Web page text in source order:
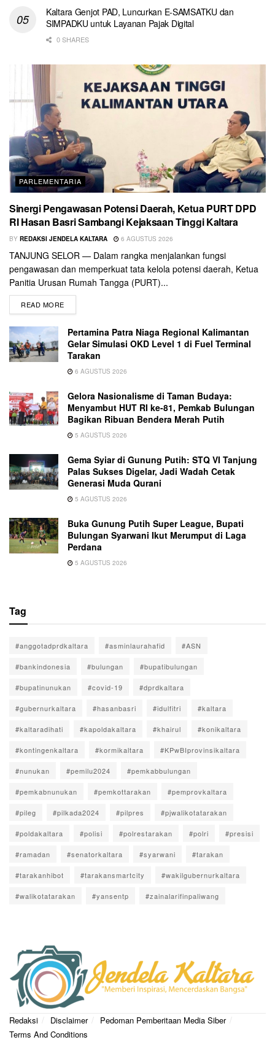
Kaltara Genjot PAD, Luncurkan E-SAMSATKU dan
SIMPADKU untuk Layanan Pajak Digital
0 SHARES
PARLEMENTARIA
Sinergi Pengawasan Potensi Daerah, Ketua PURT DPD
RI Hasan Basri Sambangi Kejaksaan Tinggi Kaltara
BY REDAKSI JENDELA KALTARA 6 AGUSTUS 2026
TANJUNG SELOR — Dalam rangka menjalankan fungsi
pengawasan dan memperkuat tata kelola potensi daerah, Ketua
Panitia Urusan Rumah Tangga (PURT)...
READ MORE
Pertamina Patra Niaga Regional Kalimantan
Gelar Simulasi OKD Level 1 di Fuel Terminal
Tarakan
6 AGUSTUS 2026
Gelora Nasionalisme di Taman Budaya:
Menyambut HUT RI ke-81, Pemkab Bulungan
Bagikan Ribuan Bendera Merah Putih
5 AGUSTUS 2026
Gema Syiar di Gunung Putih: STQ VI Tanjung
Palas Sukses Digelar, Jadi Wadah Cetak
Generasi Muda Qurani
5 AGUSTUS 2026
Buka Gunung Putih Super League, Bupati
Bulungan Syarwani Ikut Merumput di Laga
Perdana
5 AGUSTUS 2026
Tag
#anggotadprdkaltara #asminlaurahafid #ASN
#bankindonesia #bulungan #bupatibulungan
#bupatinunukan #covid-19 #dprdkaltara
#gubernurkaltara #hasanbasri #idulfitri #kaltara
#kaltaradihati #kapoldakaltara #khairul #konikaltara
#kontingenkaltara #kormikaltara #KPwBIprovinsikaltara
#nunukan #pemilu2024 #pemkabbulungan
#pemkabnunukan #pemkottarakan #pemprovkaltara
#pileg #pilkada2024 #pilpres #pjwalikotatarakan
#poldakaltara #polisi #polrestarakan #polri #presisi
#ramadan #senatorkaltara #syarwani #tarakan
#tarakanhibot #tarakansmartcity #wakilgubernurkaltara
#walikotatarakan #yansentp #zainalarifinpaliwang
Redaksi Disclaimer
Pedoman Pemberitaan Media Siber
Terms And Conditions